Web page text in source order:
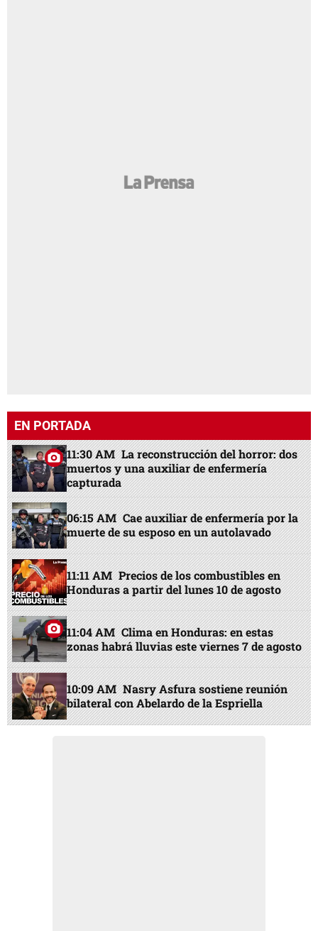
EN PORTADA
11:30 AM La reconstrucción del horror: dos
muertos y una auxiliar de enfermería
capturada
06:15 AM Cae auxiliar de enfermería por la
muerte de su esposo en un autolavado
11:11 AM Precios de los combustibles en
Honduras a partir del lunes 10 de agosto
11:04 AM Clima en Honduras: en estas
zonas habrá lluvias este viernes 7 de agosto
10:09 AM Nasry Asfura sostiene reunión
bilateral con Abelardo de la Espriella